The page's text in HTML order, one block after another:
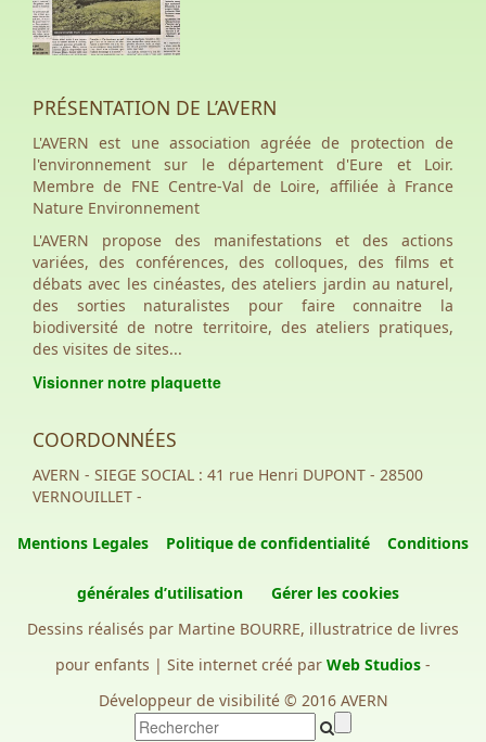
PRÉSENTATION DE L’AVERN
L'AVERN est une association agréée de protection de
l'environnement sur le département d'Eure et Loir.
Membre de FNE Centre-Val de Loire, affiliée à France
Nature Environnement
L'AVERN propose des manifestations et des actions
variées, des conférences, des colloques, des films et
débats avec les cinéastes, des ateliers jardin au naturel,
des sorties naturalistes pour faire connaitre la
biodiversité de notre territoire, des ateliers pratiques,
des visites de sites...
Visionner notre plaquette
COORDONNÉES
AVERN - SIEGE SOCIAL : 41 rue Henri DUPONT - 28500
VERNOUILLET -
Mentions Legales Politique de confidentialité Conditions
générales d’utilisation
Gérer les cookies
Dessins réalisés par Martine BOURRE, illustratrice de livres
pour enfants | Site internet créé par Web Studios -
Développeur de visibilité © 2016 AVERN